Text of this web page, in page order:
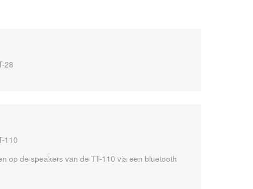
28
110
op de speakers van de TT-110 via een bluetooth